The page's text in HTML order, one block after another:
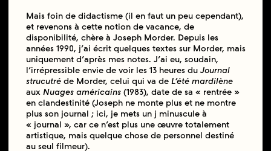
Mais foin de didactisme (il en faut un peu cependant),
et revenons à cette notion de vacance, de
disponibilité, chère à Joseph Morder. Depuis les
années 1990, j’ai écrit quelques textes sur Morder, mais
uniquement d’après mes notes. J’ai eu, soudain,
l’irrépressible envie de voir les 13 heures du Journal
strucutréde Morder, celui qui va de L’été mardilène
aux Nuages américains(1983), date de sa « rentrée »
en clandestinité (Joseph ne monte plus et ne montre
plus son journal ; ici, je mets un j minuscule à
« journal », car ce n’est plus une œuvre totalement
artistique, mais quelque chose de personnel destiné
au seul filmeur).